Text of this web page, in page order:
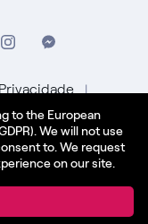
to the European
We will not use
to. We request
on our site.
Enel Spa